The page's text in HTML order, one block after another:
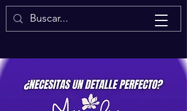
Isaac Quintal